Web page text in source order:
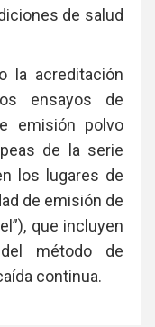
de salud
la acreditación
ensayos de
emisión polvo
de la serie
los lugares de
de emisión de
que incluyen
método de
continua.